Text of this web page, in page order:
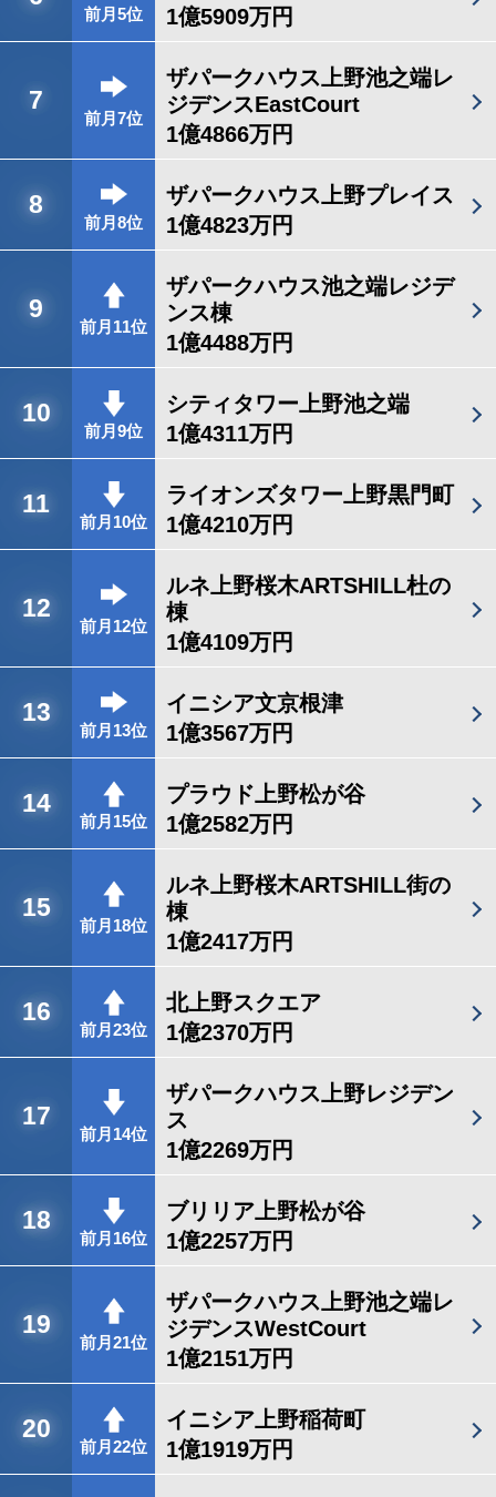
前月5位
1億5909万円
7
前月7位
ザパークハウス上野池之端レ
ジデンスEastCourt
1億4866万円
8
前月8位
ザパークハウス上野プレイス
1億4823万円
9
前月11位
ザパークハウス池之端レジデ
ンス棟
1億4488万円
10
前月9位
シティタワー上野池之端
1億4311万円
11
前月10位
ライオンズタワー上野黒門町
1億4210万円
12
前月12位
ルネ上野桜木ARTSHILL杜の
棟
1億4109万円
13
前月13位
イニシア文京根津
1億3567万円
14
前月15位
プラウド上野松が谷
1億2582万円
15
前月18位
ルネ上野桜木ARTSHILL街の
棟
1億2417万円
16
前月23位
北上野スクエア
1億2370万円
17
前月14位
ザパークハウス上野レジデン
ス
1億2269万円
18
前月16位
ブリリア上野松が谷
1億2257万円
19
前月21位
ザパークハウス上野池之端レ
ジデンスWestCourt
1億2151万円
20
前月22位
イニシア上野稲荷町
1億1919万円